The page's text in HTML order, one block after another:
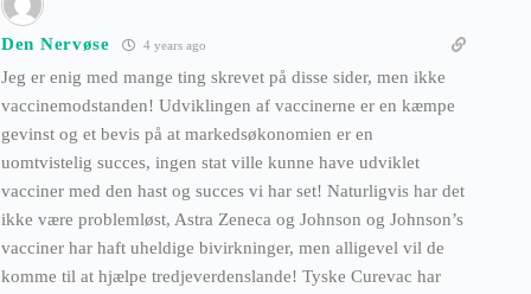
Den Nervøse 4 years ago
Jeg er enig med mange ting skrevet på disse sider, men ikke
vaccinemodstanden! Udviklingen af vaccinerne er en kæmpe
gevinst og et bevis på at markedsøkonomien er en
uomtvistelig succes, ingen stat ville kunne have udviklet
vacciner med den hast og succes vi har set! Naturligvis har det
ikke være problemløst, Astra Zeneca og Johnson og Johnson’s
vacciner har haft uheldige bivirkninger, men alligevel vil de
komme til at hjælpe tredjeverdenslande! Tyske Curevac har